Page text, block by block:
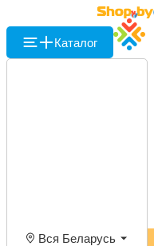
Каталог
Вся Беларусь